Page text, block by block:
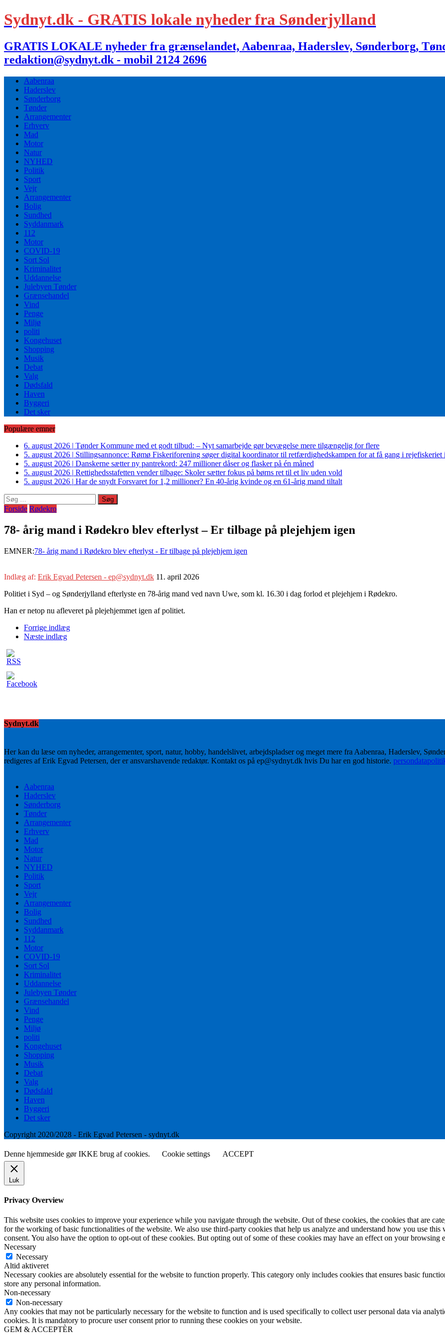
Sydnyt.dk - GRATIS lokale nyheder fra Sønderjylland
GRATIS LOKALE nyheder fra grænselandet, Aabenraa, Haderslev, Sønderborg,
redaktion@sydnyt.dk - mobil 2124 2696
Aabenraa
Haderslev
Sønderborg
Tønder
Arrangementer
Erhverv
Mad
Motor
Natur
NYHED
Politik
Sport
Vejr
Arrangementer
Bolig
Sundhed
Syddanmark
112
Motor
COVID-19
Sort Sol
Kriminalitet
Uddannelse
Julebyen Tønder
Grænsehandel
Vind
Penge
Miljø
politi
Kongehuset
Shopping
Musik
Debat
Valg
Dødsfald
Haven
Byggeri
Det sker
Populære emner
6. august 2026 | Tønder Kommune med et godt tilbud: – Nyt samarbejde gør bevægelse mere tilgængelig for flere
5. august 2026 | Stillingsannonce: Rømø Fiskeriforening søger digital koordinator til retfærdighedskampen for at få gang i
5. august 2026 | Danskerne sætter ny pantrekord: 247 millioner dåser og flasker på én måned
5. august 2026 | Rettighedsstafetten vender tilbage: Skoler sætter fokus på børns ret til et liv uden vold
5. august 2026 | Har de snydt Forsvaret for 1,2 millioner? En 40-årig kvinde og en 61-årig mand tiltalt
Søg
efter:
Forside Rødekro
78- årig mand i Rødekro blev efterlyst – Er tilbage på plejehjem igen
EMNER:78- årig mand i Rødekro blev efterlyst - Er tilbage på plejehjem igen
Indlæg af: Erik Egvad Petersen - ep@sydnyt.dk 11. april 2026
Politiet i Syd – og Sønderjylland efterlyste en 78-årig mand ved navn Uwe, som kl. 16.30 i dag forlod et plejehjem i Rødekro.
Han er netop nu afleveret på plejehjemmet igen af politiet.
Forrige indlæg
Næste indlæg
Sydnyt.dk
Her kan du læse om nyheder, arrangementer, sport, natur, hobby, handelslivet, arbejdspladser og meget mere fra Aabenraa, Haderslev,
redigeres af Erik Egvad Petersen, der er ansvarshavende redaktør. Kontakt os på ep@sydnyt.dk hvis Du har en god historie.
Aabenraa
Haderslev
Sønderborg
Tønder
Arrangementer
Erhverv
Mad
Motor
Natur
NYHED
Politik
Sport
Vejr
Arrangementer
Bolig
Sundhed
Syddanmark
112
Motor
COVID-19
Sort Sol
Kriminalitet
Uddannelse
Julebyen Tønder
Grænsehandel
Vind
Penge
Miljø
politi
Kongehuset
Shopping
Musik
Debat
Valg
Dødsfald
Haven
Byggeri
Det sker
Copyright 2020/2028 - Erik Egvad Petersen - sydnyt.dk
Denne hjemmeside gør IKKE brug af cookies. Cookie settings ACCEPT
Luk
Privacy Overview
This website uses cookies to improve your experience while you navigate through the website. Out of these cookies, the cookies that are
for the working of basic functionalities of the website. We also use third-party cookies that help us analyze and understand how you use
consent. You also have the option to opt-out of these cookies. But opting out of some of these cookies may have an effect on your browsing
Necessary
Necessary
Altid aktiveret
Necessary cookies are absolutely essential for the website to function properly. This category only includes cookies that ensures basic
store any personal information.
Non-necessary
Non-necessary
Any cookies that may not be particularly necessary for the website to function and is used specifically to collect user personal data via
cookies. It is mandatory to procure user consent prior to running these cookies on your website.
GEM & ACCEPTÈR